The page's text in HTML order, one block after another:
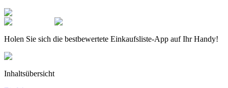
Holen Sie sich die bestbewertete Einkaufsliste-App auf Ihr Handy!
Inhaltsübersicht